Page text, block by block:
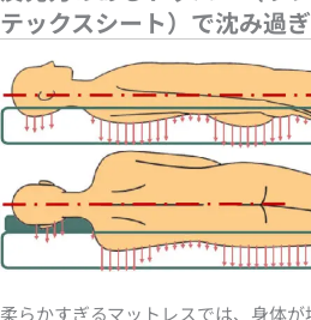
テックスシート）で沈み過
柔らかすぎるマットレスでは、身体